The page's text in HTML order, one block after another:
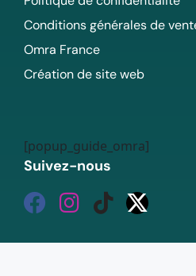
Conditions générales de
Omra France
Création de site web
[popup_guide_omra]
Suivez-nous